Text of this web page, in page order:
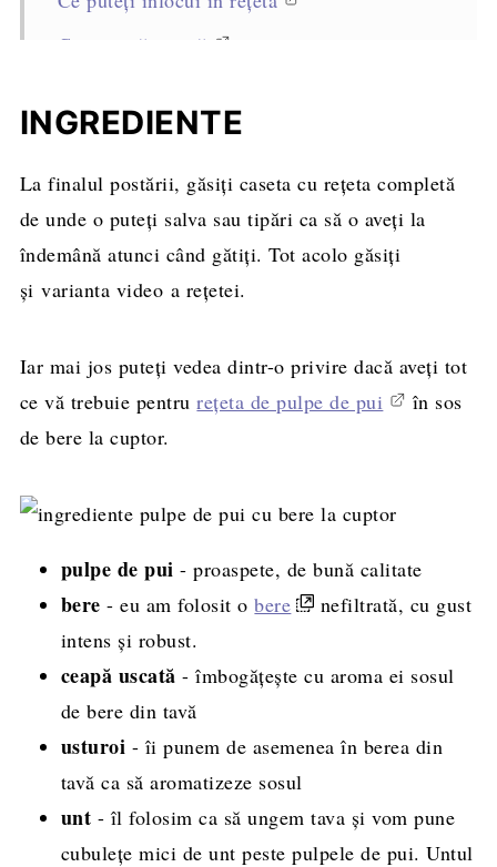
Cum se păstrează
Garnituri de cartofi pentru pulpe de pui cu
Rețeta completă, cantități și mod de
preparare
INGREDIENTE
La finalul postării, găsiți caseta cu rețeta completă
de unde o puteți salva sau tipări ca să o aveți la
îndemână atunci când gătiți. Tot acolo găsiți
și varianta video a rețetei.
Iar mai jos puteți vedea dintr-o privire dacă aveți tot
ce vă trebuie pentrurețeta de pulpe de pui
în sos
de bere la cuptor.
pulpe de pui- proaspete, de bună calitate
bere- eu am folosit obere
nefiltrată, cu gust
intens și robust.
ceapă uscată- îmbogățește cu aroma ei sosul
de bere din tavă
usturoi - îi punem de asemenea în berea din
tavă ca să aromatizeze sosul
unt - îl folosim ca să ungem tava și vom pune
cubulețe mici de unt peste pulpele de pui. Untul